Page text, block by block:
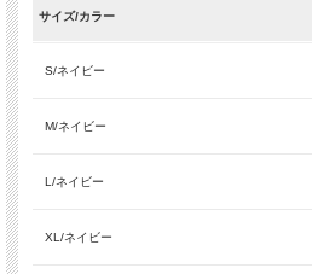
サイズ/カラー
S/ネイビー
M/ネイビー
L/ネイビー
XL/ネイビー